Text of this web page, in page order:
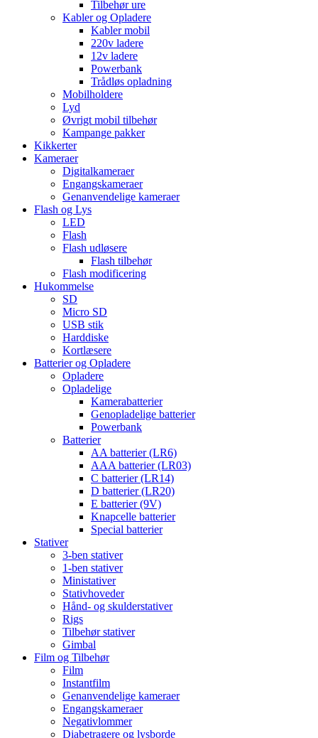
Tilbehør ure
Kabler og Opladere
Kabler mobil
220v ladere
12v ladere
Powerbank
Trådløs opladning
Mobilholdere
Lyd
Øvrigt mobil tilbehør
Kampange pakker
Kikkerter
Kameraer
Digitalkameraer
Engangskameraer
Genanvendelige kameraer
Flash og Lys
LED
Flash
Flash udløsere
Flash tilbehør
Flash modificering
Hukommelse
SD
Micro SD
USB stik
Harddiske
Kortlæsere
Batterier og Opladere
Opladere
Opladelige
Kamerabatterier
Genopladelige batterier
Powerbank
Batterier
AA batterier (LR6)
AAA batterier (LR03)
C batterier (LR14)
D batterier (LR20)
E batterier (9V)
Knapcelle batterier
Special batterier
Stativer
3-ben stativer
1-ben stativer
Ministativer
Stativhoveder
Hånd- og skulderstativer
Rigs
Tilbehør stativer
Gimbal
Film og Tilbehør
Film
Instantfilm
Genanvendelige kameraer
Engangskameraer
Negativlommer
Diabetragere og lysborde